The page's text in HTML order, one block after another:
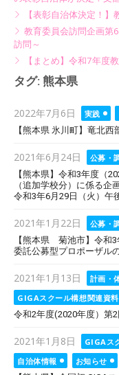
【表彰自治体決定！
教育委員会訪問企画
訪問～
【まとめ】令和7年度
タグ: 熊本県
Posted
on
2022年7月6日 実践
【熊本県 氷川町】竜北
Posted
on
2021年6月24日 公募・
【熊本県】令和3年度（
（追加学校分）に係る企
令和3年6月29日（火）午
Posted
on
2021年1月22日 公募・
【熊本県 菊池市】令和
委託公募型プロポーザル
Posted
on
2021年1月13日 計画・
GIGAスクール構想関連資
令和2年度(2020年度）第
Posted
on
2021年1月8日 GIGAス
自治体情報
お知らせ